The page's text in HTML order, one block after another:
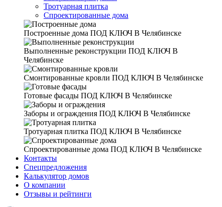
Тротуарная плитка
Спроектированные дома
Построенные дома ПОД КЛЮЧ В Челябинске
Выполненные реконструкции ПОД КЛЮЧ В
Челябинске
Смонтированные кровли ПОД КЛЮЧ В Челябинске
Готовые фасады ПОД КЛЮЧ В Челябинске
Заборы и ограждения ПОД КЛЮЧ В Челябинске
Тротуарная плитка ПОД КЛЮЧ В Челябинске
Спроектированные дома ПОД КЛЮЧ В Челябинске
Контакты
Спецпредложения
Калькулятор домов
О компании
Отзывы и рейтинги